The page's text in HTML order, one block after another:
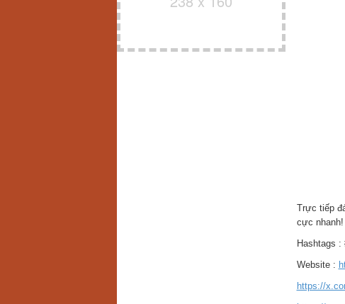
Trực tiếp
cực nhanh!
Hashtags :
Website :
https://